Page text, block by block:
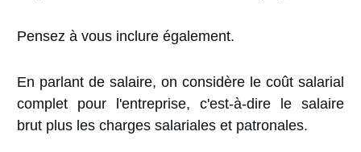
Pensez à vous inclure également.
En parlant de salaire, on considère le coût salarial
complet pour l'entreprise, c'est-à-dire le salaire
brut plus les charges salariales et patronales.